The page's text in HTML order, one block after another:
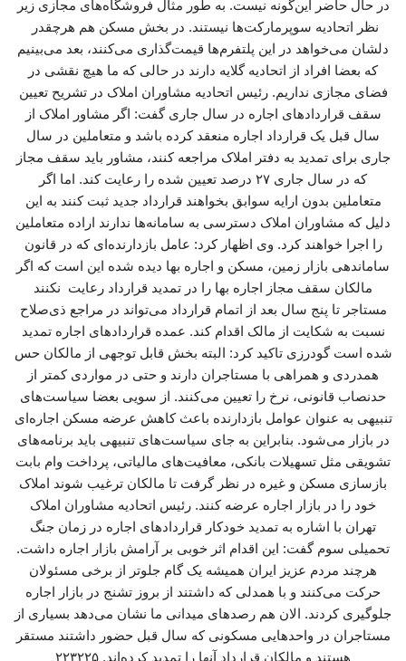
در حال حاضر این‌گونه نیست. به طور مثال فروشگاه‌های مجازی زیر
نظر اتحادیه سوپرمارکت‌ها نیستند. در بخش مسکن هم هرچقدر
دلشان می‌خواهد در این پلتفرم‌ها قیمت‌گذاری می‌کنند، بعد می‌بینیم
که بعضا افراد از اتحادیه گلایه دارند در حالی که ما هیچ نقشی در
فضای مجازی نداریم. رئیس اتحادیه مشاوران املاک در تشریح تعیین
سقف قراردادهای اجاره در سال جاری گفت: اگر مشاور املاک از
سال قبل یک قرارداد اجاره منعقد کرده باشد و متعاملین در سال
جاری برای تمدید به دفتر املاک مراجعه کنند، مشاور باید سقف مجاز
که در سال جاری ۲۷ درصد تعیین شده را رعایت کند. اما اگر
متعاملین بدون ارایه سوابق بخواهند قرارداد جدید ثبت کنند به این
دلیل که مشاوران املاک دسترسی به سامانه‌ها ندارند اراده متعاملین
را اجرا خواهند کرد. وی اظهار کرد: عامل بازدارنده‌ای که در قانون
ساماندهی بازار زمین، مسکن و اجاره بها دیده شده این است که اگر
مالکان سقف مجاز اجاره بها را در تمدید قرارداد رعایت نکنند
مستاجر تا پنج سال بعد از اتمام قرارداد می‌تواند در مراجع ذی‌صلاح
نسبت به شکایت از مالک اقدام کند. عمده قراردادهای اجاره تمدید
شده است گودرزی تاکید کرد: البته بخش قابل توجهی از مالکان حس
همدردی و همراهی با مستاجران دارند و حتی در مواردی کمتر از
حدنصاب قانونی، نرخ را تعیین می‌کنند. از سویی بعضا سیاست‌های
تنبیهی به عنوان عوامل بازدارنده باعث کاهش عرضه مسکن اجاره‌ای
در بازار می‌شود. بنابراین به جای سیاست‌های تنبیهی باید برنامه‌های
تشویقی مثل تسهیلات بانکی، معافیت‌های مالیاتی، پرداخت وام بابت
بازسازی مسکن و غیره در نظر گرفت تا مالکان ترغیب شوند املاک
خود را در بازار اجاره عرضه کنند. رئیس اتحادیه مشاوران املاک
تهران با اشاره به تمدید خودکار قراردادهای اجاره در زمان جنگ
تحمیلی سوم گفت: این اقدام اثر خوبی بر آرامش بازار اجاره داشت.
هرچند مردم عزیز ایران همیشه یک گام جلوتر از برخی مسئولان
حرکت می‌کنند و با همدلی که داشتند از بروز تشنج در بازار اجاره
جلوگیری کردند. الان هم رصدهای میدانی ما نشان می‌دهد بسیاری از
مستاجران در واحدهایی مسکونی که سال قبل حضور داشتند مستقر
هستند و مالکان قرارداد آنها را تمدید کرده‌اند. ۲۲۳۲۲۵